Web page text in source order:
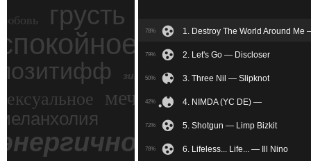
грусть
ностальгия
зимний экстрим
мечтательное
78% 1. Destroy The World Around
79% 2. Let's Go — Discloser
50% 3. Three Nil — Slipknot
42% 4. NIMDA (YC DE) —
72% 5. Shotgun — Limp Bizkit
78% 6. Lifeless... Life... — Ill Nino